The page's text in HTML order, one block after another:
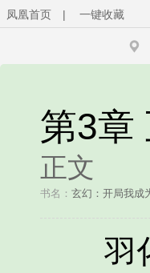
凤凰首页 | 一键收藏
第3章
正文
书名： 玄幻：开局我成
羽化